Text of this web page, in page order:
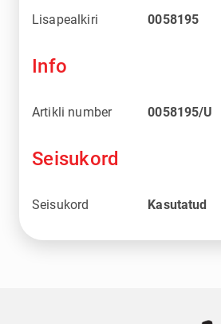
Lisapealkiri 0058195
Info
Artikli number 0058195/U
Seisukord
Seisukord Kasutatud